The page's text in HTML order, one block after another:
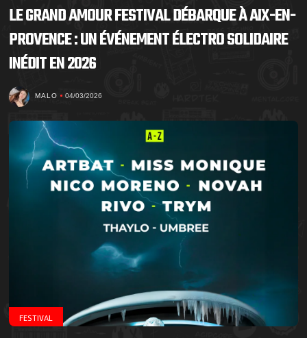
LE GRAND AMOUR FESTIVAL DÉBARQUE À AIX-EN-
PROVENCE : UN ÉVÉNEMENT ÉLECTRO SOLIDAIRE
INÉDIT EN 2026
MALO 04/03/2026
FESTIVAL